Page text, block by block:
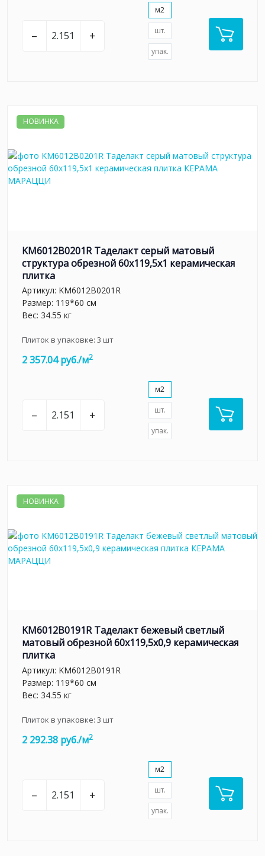
– +
м2
шт.
упак.
НОВИНКА
KM6012B0201R Таделакт серый матовый
структура обрезной 60x119,5x1 керамическая
плитка
Артикул: KM6012B0201R
Размер: 119*60 см
Вес: 34.55 кг
Плиток в упаковке: 3 шт
2 357.04 руб./м2
– +
м2
шт.
упак.
НОВИНКА
KM6012B0191R Таделакт бежевый светлый
матовый обрезной 60x119,5x0,9 керамическая
плитка
Артикул: KM6012B0191R
Размер: 119*60 см
Вес: 34.55 кг
Плиток в упаковке: 3 шт
2 292.38 руб./м2
– +
м2
шт.
упак.